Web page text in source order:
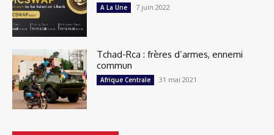
A La Une 7 juin 2022
Tchad-Rca : frères d’armes, ennemi
commun
Afrique Centrale 31 mai 2021